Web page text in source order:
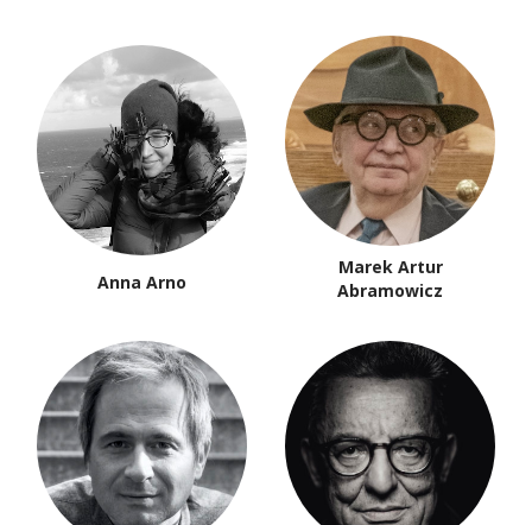
Anna Arno
Marek Artur
Abramowicz